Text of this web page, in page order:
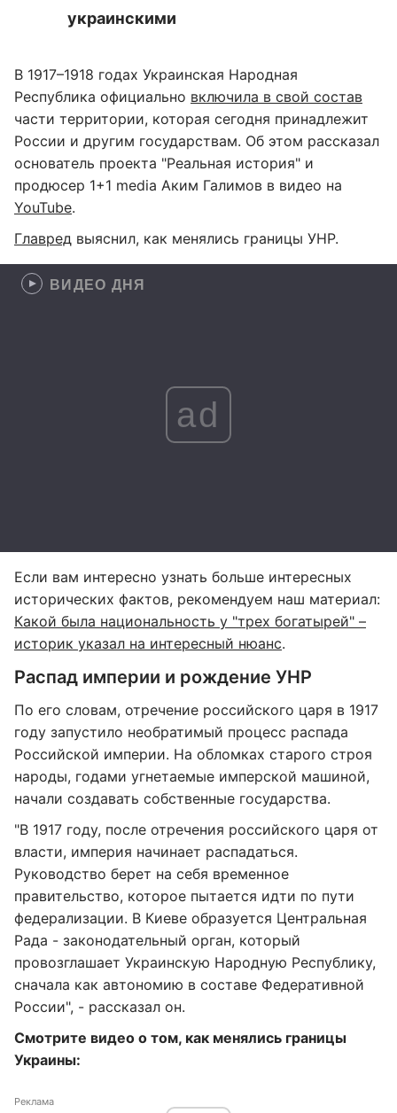
украинскими
В 1917–1918 годах Украинская Народная
Республика официально включила в свой состав
части территории, которая сегодня принадлежит
России и другим государствам. Об этом рассказал
основатель проекта "Реальная история" и
продюсер 1+1 media Аким Галимов в видео на
YouTube.
Главред выяснил, как менялись границы УНР.
ВИДЕО ДНЯ
ad
Если вам интересно узнать больше интересных
исторических фактов, рекомендуем наш материал:
Какой была национальность у "трех богатырей" –
историк указал на интересный нюанс.
Распад империи и рождение УНР
По его словам, отречение российского царя в 1917
году запустило необратимый процесс распада
Российской империи. На обломках старого строя
народы, годами угнетаемые имперской машиной,
начали создавать собственные государства.
"В 1917 году, после отречения российского царя от
власти, империя начинает распадаться.
Руководство берет на себя временное
правительство, которое пытается идти по пути
федерализации. В Киеве образуется Центральная
Рада - законодательный орган, который
провозглашает Украинскую Народную Республику,
сначала как автономию в составе Федеративной
России", - рассказал он.
Смотрите видео о том, как менялись границы
Украины:
Реклама